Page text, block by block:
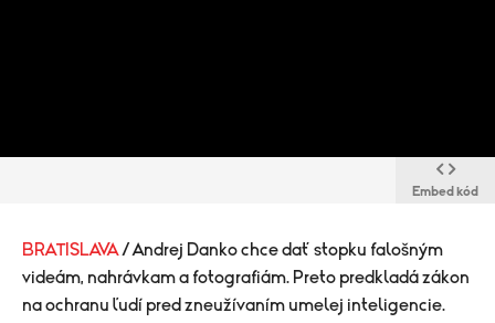
Embed kód
BRATISLAVA / Andrej Danko chce dať stopku falošným
videám, nahrávkam a fotografiám. Preto predkladá zákon
na ochranu ľudí pred zneužívaním umelej inteligencie.